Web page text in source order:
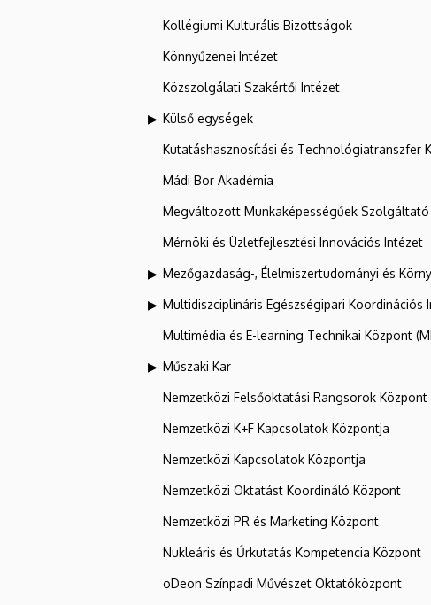
Kollégiumi Kulturális Bizottságok
Könnyűzenei Intézet
Közszolgálati Szakértői Intézet
Külső egységek
Kutatáshasznosítási és Technológiatranszfer
Mádi Bor Akadémia
Megváltozott Munkaképességűek Szolgáltató
Mérnöki és Üzletfejlesztési Innovációs Intézet
Mezőgazdaság-, Élelmiszertudományi és
Multidiszciplináris Egészségipari Koordinációs
Multimédia és E-learning Technikai Központ
Műszaki Kar
Nemzetközi Felsőoktatási Rangsorok Központ
Nemzetközi K+F Kapcsolatok Központja
Nemzetközi Kapcsolatok Központja
Nemzetközi Oktatást Koordináló Központ
Nemzetközi PR és Marketing Központ
Nukleáris és Űrkutatás Kompetencia Központ
oDeon Színpadi Művészet Oktatóközpont